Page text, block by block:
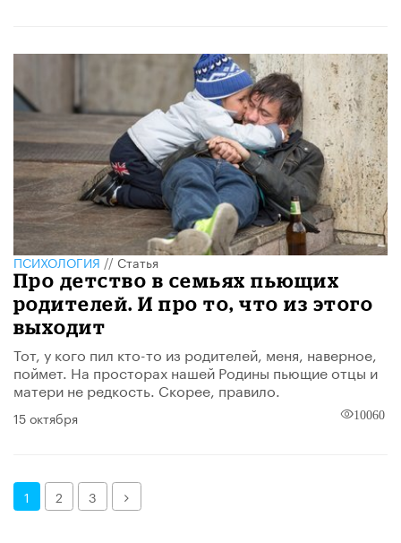
ПСИХОЛОГИЯ//Статья
Про детство в семьях пьющих
родителей. И про то, что из этого
выходит
Тот, у кого пил кто-то из родителей, меня, наверное,
поймет. На просторах нашей Родины пьющие отцы и
матери не редкость. Скорее, правило.
15 октября 10060
1 2 3 Далее